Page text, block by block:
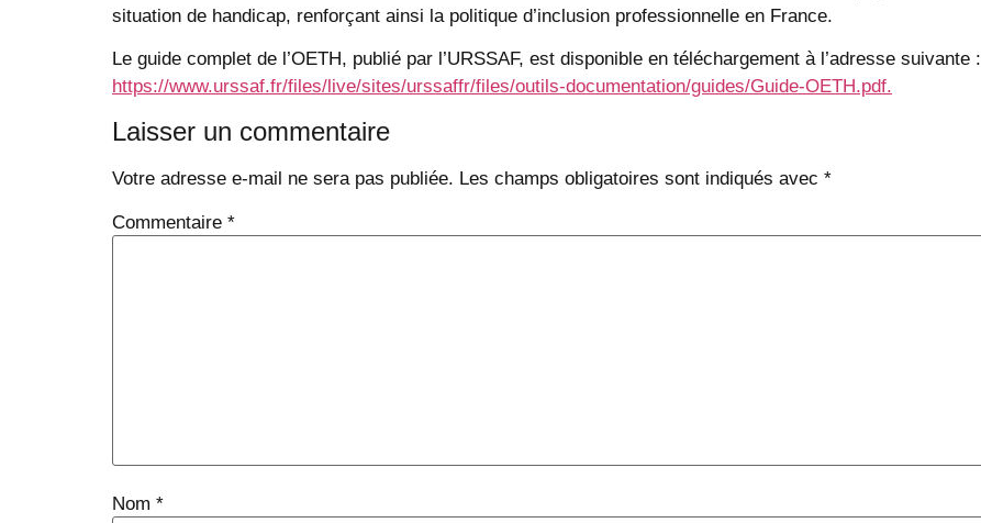
situation de handicap, renforçant ainsi la politique d’inclusion professionnelle en France.
Le guide complet de l’OETH, publié par l’URSSAF, est disponible en téléchargement à l’adresse suivante :
https://www.urssaf.fr/files/live/sites/urssaffr/files/outils-documentation/guides/Guide-OETH.pdf.
Laisser un commentaire
Votre adresse e-mail ne sera pas publiée. Les champs obligatoires sont indiqués avec *
Commentaire *
Nom *